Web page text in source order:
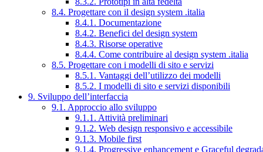
8.4. Progettare con il design system .italia
8.4.1. Documentazione
8.4.2. Benefici del design system
8.4.3. Risorse operative
8.4.4. Come contribuire al design system .italia
8.5. Progettare con i modelli di sito e servizi
8.5.1. Vantaggi dell’utilizzo dei modelli
8.5.2. I modelli di sito e servizi disponibili
9. Sviluppo dell’interfaccia
9.1. Approccio allo sviluppo
9.1.1. Attività preliminari
9.1.2. Web design responsivo e accessibile
9.1.3. Mobile first
9.1.4. Progressive enhancement e Graceful